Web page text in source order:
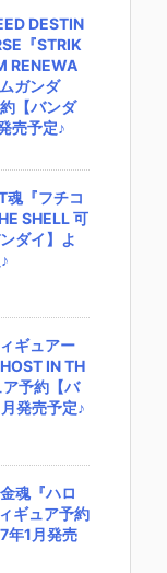
DESTIN
『STRIK
RENEWA
ガンダ
【バンダ
売予定♪
魂『フチコ
SHELL 可
ダイ】よ
ギュアー
IN TH
ア予約【バ
発売予定♪
魂『ハロ
ギュア予約
年1月発売